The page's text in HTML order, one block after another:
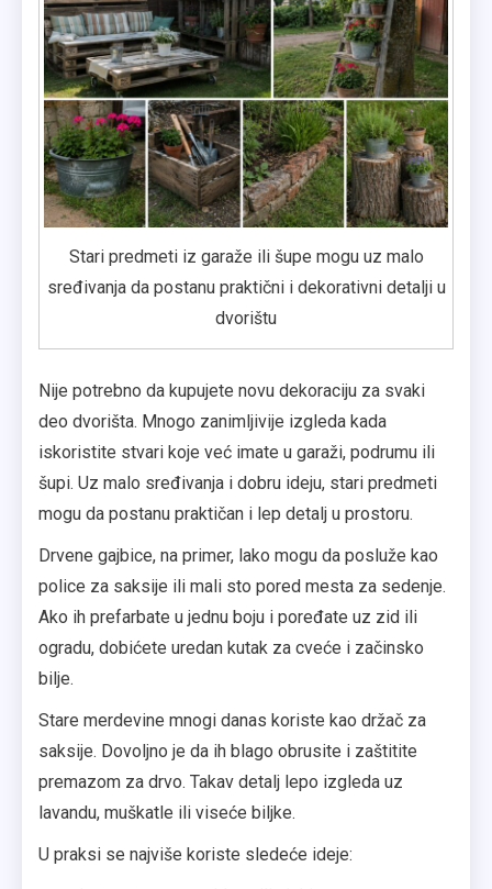
Stari predmeti iz garaže ili šupe mogu uz malo
sređivanja da postanu praktični i dekorativni detalji u
dvorištu
Nije potrebno da kupujete novu dekoraciju za svaki
deo dvorišta. Mnogo zanimljivije izgleda kada
iskoristite stvari koje već imate u garaži, podrumu ili
šupi. Uz malo sređivanja i dobru ideju, stari predmeti
mogu da postanu praktičan i lep detalj u prostoru.
Drvene gajbice, na primer, lako mogu da posluže kao
police za saksije ili mali sto pored mesta za sedenje.
Ako ih prefarbate u jednu boju i poređate uz zid ili
ogradu, dobićete uredan kutak za cveće i začinsko
bilje.
Stare merdevine mnogi danas koriste kao držač za
saksije. Dovoljno je da ih blago obrusite i zaštitite
premazom za drvo. Takav detalj lepo izgleda uz
lavandu, muškatle ili viseće biljke.
U praksi se najviše koriste sledeće ideje: